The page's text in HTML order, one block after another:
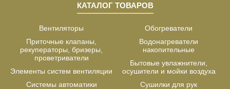
КАТАЛОГ ТОВАРОВ
Вентиляторы
Приточные клапаны,
рекуператоры, бризеры,
проветриватели
Элементы систем вентиляции
Системы автоматики
Обогреватели
Водонагреватели
накопительные
Бытовые увлажнители,
осушители и мойки воздуха
Сушилки для рук